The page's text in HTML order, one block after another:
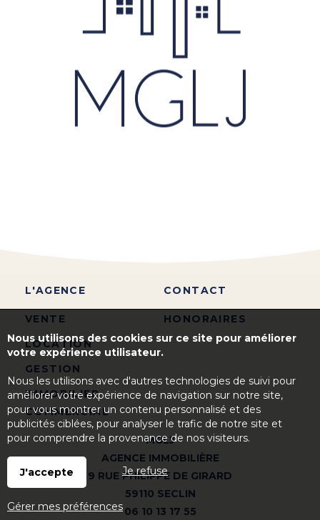
L'AGENCE
VENTE
LOCATION
GESTION
IMMOBILIER
COMMERCIAL
CONTACT
HONORAIRES
MGLJ
AGENCE IMMOBILIÈRE
9 RUE PHILIPPE DE GIRARD
59110 SECLIN
06 10 13 17 55
Nous utilisons des cookies sur ce site pour améliorer
votre expérience utilisateur.
Nous les utilisons avec d'autres technologies de suivi pour
améliorer votre expérience de navigation sur notre site,
pour vous montrer un contenu personnalisé et des
publicités ciblées, pour analyser le trafic de notre site et
pour comprendre la provenance de nos visiteurs.
J'accepte Je refuse
Gérer mes préférences